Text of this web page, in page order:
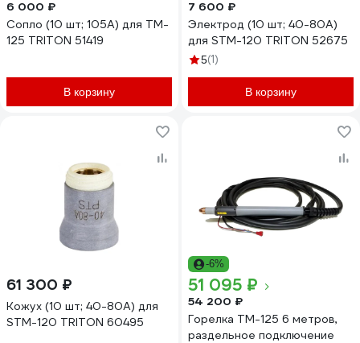
6 000 ₽
Сопло (10 шт; 105А) для TM-
125 TRITON 51419
В корзину
7 600 ₽
Электрод (10 шт; 40-80А)
для STM-120 TRITON 52675
5(1)
В корзину
61 300 ₽
Кожух (10 шт; 40-80А) для
STM-120 TRITON 60495
-6%
51 095 ₽
54 200 ₽
Горелка TM-125 6 метров,
раздельное подключение